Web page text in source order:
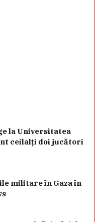
la Universitatea
ceilalți doi jucători
militare în Gaza în